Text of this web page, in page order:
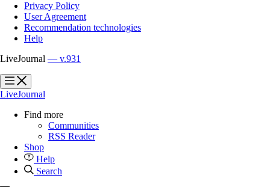
Privacy Policy
User Agreement
Recommendation technologies
Help
LiveJournal — v.931
?
?
LiveJournal
Find more
Communities
RSS Reader
Shop
Help
Search